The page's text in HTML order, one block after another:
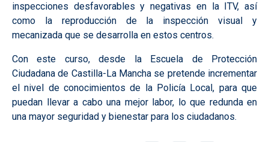
inspecciones desfavorables y negativas en la ITV, así
como la reproducción de la inspección visual y
mecanizada que se desarrolla en estos centros.
Con este curso, desde la Escuela de Protección
Ciudadana de Castilla-La Mancha se pretende incrementar
el nivel de conocimientos de la Policía Local, para que
puedan llevar a cabo una mejor labor, lo que redunda en
una mayor seguridad y bienestar para los ciudadanos.